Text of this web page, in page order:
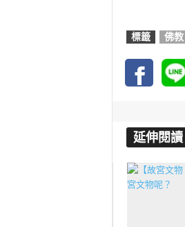
標籤 佛教
延伸閱讀